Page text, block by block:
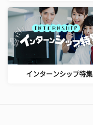
インターンシップ特集